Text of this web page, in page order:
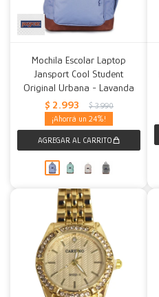
Mochila Escolar Laptop
Jansport Cool Student
Original Urbana - Lavanda
$ 2.993 $ 3.990
24